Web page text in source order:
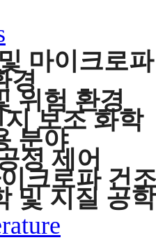
마이크로
경
위험 환경
보조 화학
분야
정 제어
크로파 건
및 지질 공